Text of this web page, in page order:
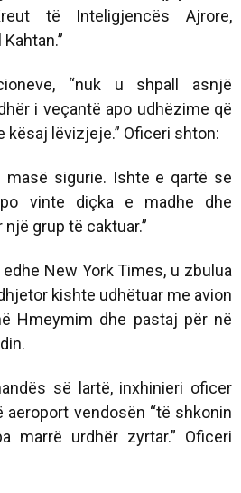
të Inteligjencës Ajrore,
“nuk u shpall asnjë
i veçantë apo udhëzime që
kësaj lëvizjeje.” Oficeri shton:
masë sigurie. Ishte e qartë se
vinte diçka e madhe dhe
grup të caktuar.”
New York Times, u zbulua
kishte udhëtuar me avion
Hmeymim dhe pastaj për në
së lartë, inxhinieri oficer
vendosën “të shkonin
marrë urdhër zyrtar.” Oficeri